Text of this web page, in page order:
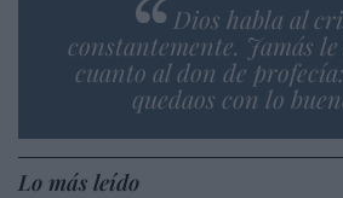
Dios habla al
constantemente. Jamás
cuanto al don de
quedaos con lo
Lo más leído